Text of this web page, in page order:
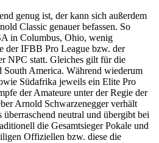
genug ist, der kann sich außerdem
Classic genauer befassen. So
in Columbus, Ohio, wenig
der IFBB Pro League bzw. der
NPC statt. Gleiches gilt für die
America. Während wiederum
Südafrika jeweils ein Elite Pro
der Amateure unter der Regie der
Arnold Schwarzenegger verhält
überraschend neutral und übergibt bei
die Gesamtsieger Pokale und
Offiziellen bzw. diese die